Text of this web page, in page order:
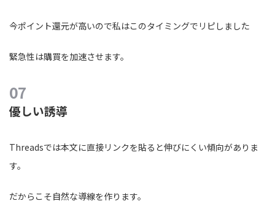
今ポイント還元が高いので私はこのタイミングでリピしました
緊急性は購買を加速させます。
優しい誘導
Threadsでは本文に直接リンクを貼ると伸びにくい傾向がありま
す。
だからこそ自然な導線を作ります。